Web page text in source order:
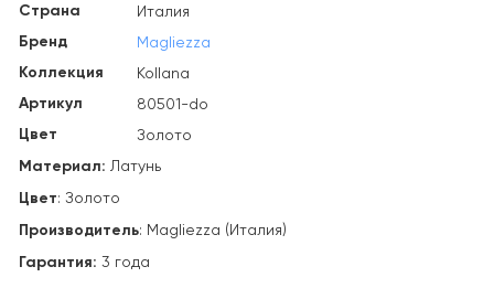
Страна Италия
Бренд Magliezza
Коллекция Kollana
Артикул 80501-do
Цвет Золото
Материал: Латунь
Цвет: Золото
Производитель: Magliezza (Италия)
Гарантия: 3 года